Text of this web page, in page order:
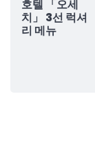
호텔 「오세
치」 3선 럭셔
리 메뉴